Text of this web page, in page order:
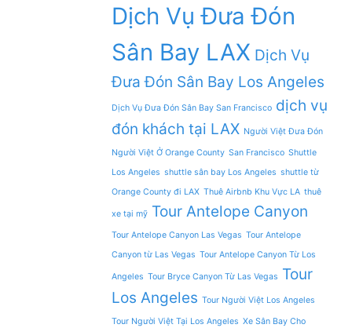
Dịch Vụ Đưa Đón
Sân Bay LAX Dịch Vụ
Đưa Đón Sân Bay Los Angeles
Dịch Vụ Đưa Đón Sân Bay San Francisco dịch vụ
đón khách tại LAX Người Việt Đưa Đón
Người Việt Ở Orange County San Francisco Shuttle
Los Angeles shuttle sân bay Los Angeles shuttle từ
Orange County đi LAX Thuê Airbnb Khu Vực LA thuê
xe tại mỹ Tour Antelope Canyon
Tour Antelope Canyon Las Vegas Tour Antelope
Canyon từ Las Vegas Tour Antelope Canyon Từ Los
Angeles Tour Bryce Canyon Từ Las Vegas Tour
Los Angeles Tour Người Việt Los Angeles
Tour Người Việt Tại Los Angeles Xe Sân Bay Cho